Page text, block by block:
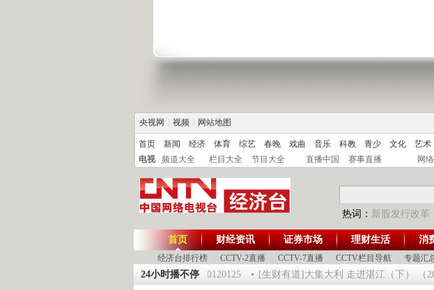
央视网 视频 网站地图
首页 新闻 经济 体育 综艺 春晚 戏曲 音乐 科教 青少 文化 艺术
电视
频道大全 栏目大全 节目大全 直播中国 赛事直播 网
热词： 新股发行改革
首页
经济台排行榜 CCTV-2直播 CCTV-7直播 CCTV栏目导航 专题汇
财经资讯 证券市场 理财生活 消
24小时播不停
《第一时间》 20120125 [生财有道]大集大利 走进湛江（下） （